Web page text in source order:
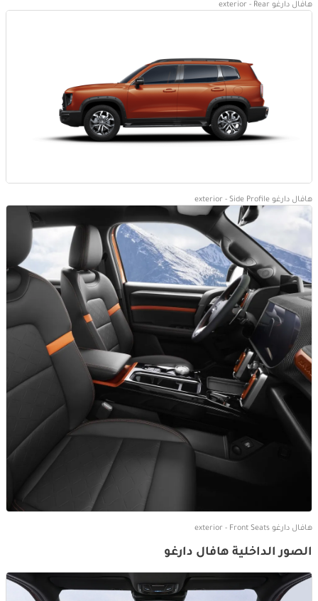
هافال دارغو exterior - Rear
هافال دارغو exterior - Side Profile
هافال دارغو exterior - Front Seats
الصور الداخلية هافال دارغو